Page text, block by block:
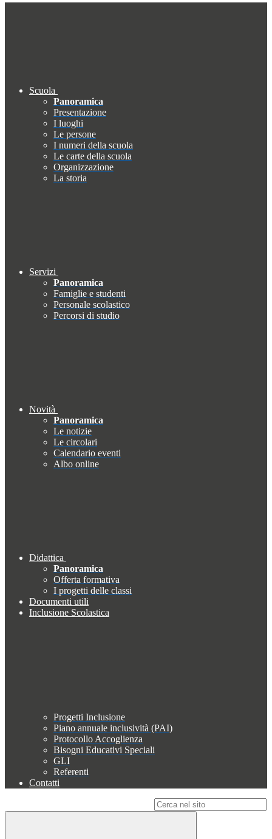
Scuola
Panoramica
Presentazione
I luoghi
Le persone
I numeri della scuola
Le carte della scuola
Organizzazione
La storia
Servizi
Panoramica
Famiglie e studenti
Personale scolastico
Percorsi di studio
Novità
Panoramica
Le notizie
Le circolari
Calendario eventi
Albo online
Didattica
Panoramica
Offerta formativa
I progetti delle classi
Documenti utili
Inclusione Scolastica
Progetti Inclusione
Piano annuale inclusività (PAI)
Protocollo Accoglienza
Bisogni Educativi Speciali
GLI
Referenti
Contatti